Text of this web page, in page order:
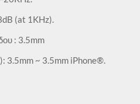
(at 1KHz).
: 3.5mm
3.5mm ~ 3.5mm iPhone®.